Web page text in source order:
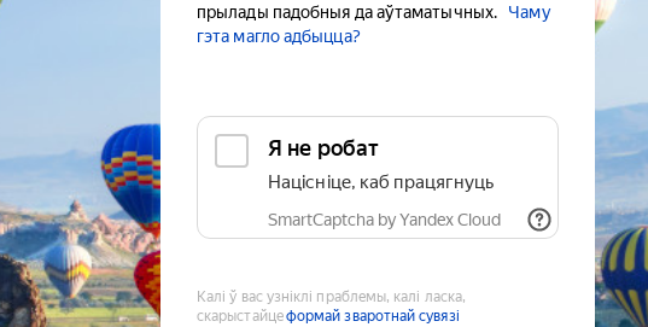
прылады падобныя да аўтаматычных.
Чаму
гэта магло адбыцца?
Я не робат
Націсніце, каб працягнуць
SmartCaptcha by Yandex Cloud
Калі ў вас узніклі праблемы, калі ласка,
скарыстайцеформай зваротнай сувязі